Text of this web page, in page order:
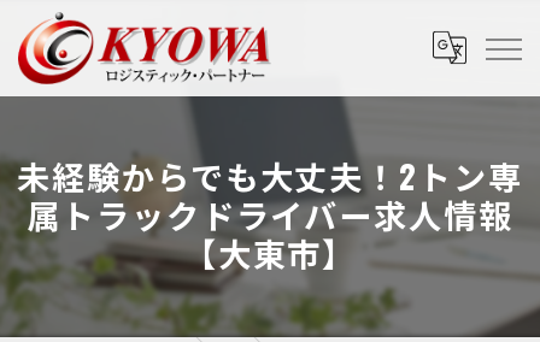
未経験からでも大丈夫！2トン専
属トラックドライバー求人情報
【大東市】